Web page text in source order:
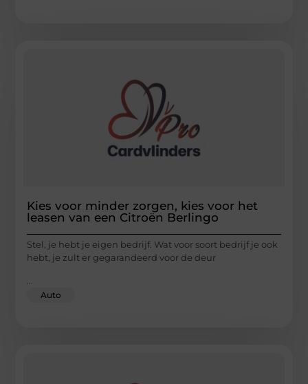
Kies voor minder zorgen, kies voor het
leasen van een Citroën Berlingo
Stel, je hebt je eigen bedrijf. Wat voor soort bedrijf je ook
hebt, je zult er gegarandeerd voor de deur
Auto